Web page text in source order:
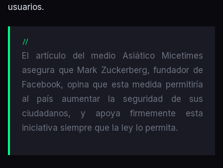
usuarios.
El artículo del medio Asiático Micetimes
asegura que Mark Zuckerberg, fundador de
Facebook, opina que esta medida permitiría
al país aumentar la seguridad de sus
ciudadanos, y apoya firmemente esta
iniciativa siempre que la ley lo permita.